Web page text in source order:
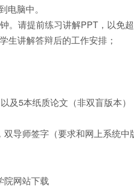
脑中。
。请提前练习讲解PPT，以免超
生讲解答辩后的工作安排；
5本纸质论文（非双盲版本）
导师签字（要求和网上系统
院网站下载